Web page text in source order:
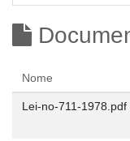
Nome
Lei-no-711-1978.pdf